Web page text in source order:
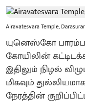
Airavatesvara Temple,
யுனெஸ்கோ
கோயிலின்
இதிலும் நிழல்
மிகவும்
நேரத்தின்